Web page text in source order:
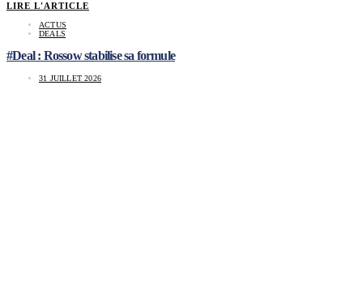
LIRE L'ARTICLE
ACTUS
DEALS
#Deal : Rossow stabilise sa formule
31 JUILLET 2026